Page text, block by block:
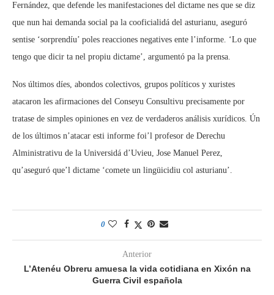
Fernández, que defende les manifestaciones del dictame nes que se diz
que nun hai demanda social pa la cooficialidá del asturianu, aseguró
sentise ‘sorprendíu’ poles reacciones negatives ente l’informe. ‘Lo que
tengo que dicir ta nel propiu dictame’, argumentó pa la prensa.
Nos últimos díes, abondos colectivos, grupos políticos y xuristes
atacaron les afirmaciones del Conseyu Consultivu precisamente por
tratase de simples opiniones en vez de verdaderos análisis xurídicos. Ún
de los últimos n’atacar esti informe foi’l profesor de Derechu
Alministrativu de la Universidá d’Uvieu, Jose Manuel Perez,
qu’aseguró que’l dictame ‘comete un lingüicidiu col asturianu’.
0
Anterior
L’Atenéu Obreru amuesa la vida cotidiana en Xixón na
Guerra Civil española